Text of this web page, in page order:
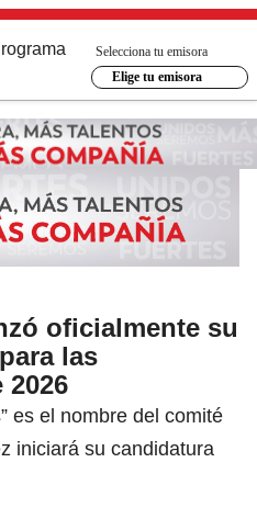
Selecciona tu emisora
Elige tu emisora
oficialmente su
las
2026
es el nombre del comité
iniciará su candidatura